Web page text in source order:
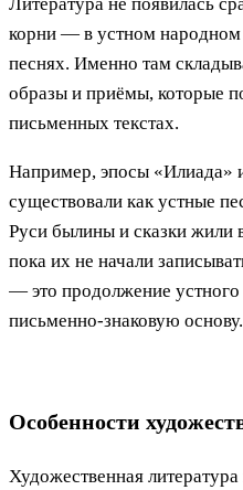
корни — в устном народном
песнях. Именно там
образы и приёмы, которые
письменных текстах.
Например, эпосы «Илиада»
существовали как устные
Руси былины и сказки жили
пока их не начали
— это продолжение устного
письменно-знаковую основу.
Особенности
Художественная